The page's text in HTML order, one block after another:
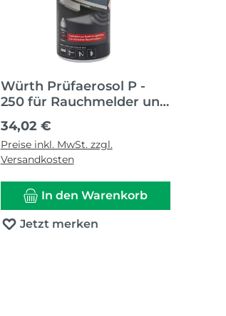
Würth Prüfaerosol P -
250 für Rauchmelder und
Rauchschalter
Regulärer Preis:
34,02 €
Preise inkl. MwSt. zzgl.
Versandkosten
In den Warenkorb
Jetzt merken